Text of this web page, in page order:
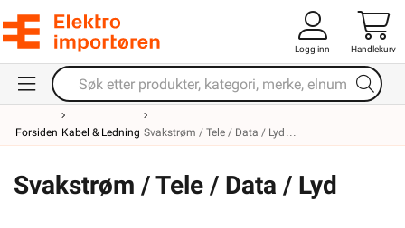
Logg inn Handlekurv
Forsiden Kabel & Ledning Svakstrøm / Tele / Data / Lyd
Svakstrøm / Tele / Data / Lyd